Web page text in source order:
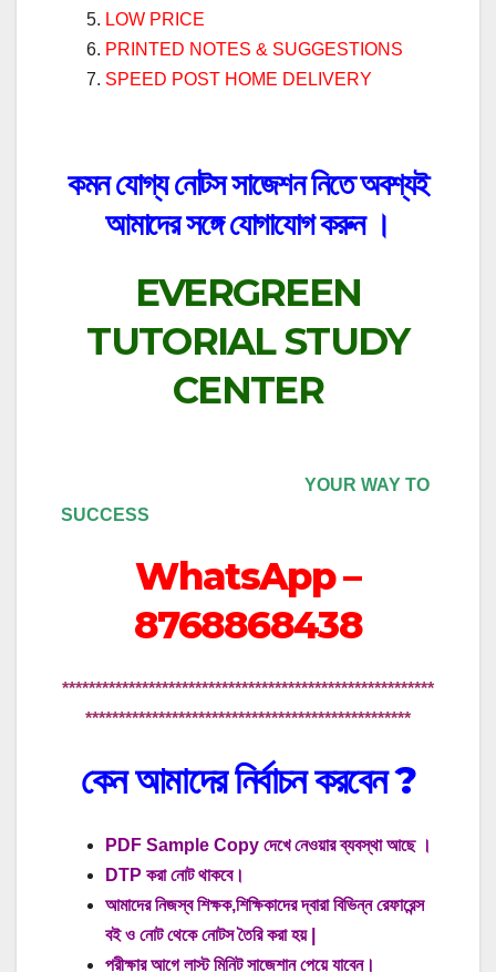
LOW PRICE
PRINTED NOTES & SUGGESTIONS
SPEED POST HOME DELIVERY
কমন যোগ্য নোটস সাজেশন নিতে অবশ্যই
আমাদের সঙ্গে যোগাযোগ করুন ।
EVERGREEN
TUTORIAL STUDY
CENTER
YOUR WAY TO
SUCCESS
WhatsApp –
8768868438
********************************************************
*************************************************
কেন আমাদের নির্বাচন করবেন?
PDF Sample Copy দেখে নেওয়ার ব্যবস্থা আছে ।
DTP করা নোট থাকবে।
আমাদের নিজস্ব শিক্ষক,শিক্ষিকাদের দ্বারা বিভিন্ন রেফারেন্স
বই ও নোট থেকে নোটস তৈরি করা হয় |
পরীক্ষার আগে লাস্ট মিনিট সাজেশান পেয়ে যাবেন।